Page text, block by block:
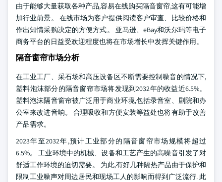
由于能够大量获取各种产品,容易在线购买隔音窗帘,这有可能增
加行业前景。 在线市场为客户提供阅读客户审查、比较价格和
作出知情采购决定的方便方式。 亚马逊、eBay和沃尔玛等电子
商务平台的日益受欢迎程度也将在市场增长中发挥关键作用。
隔音窗帘市场分析
在工业工厂、采石场和高压设备区不断需要控制噪音的情况下,
塑料泡沫部分的隔音窗帘市场将发现到2032年的收益近6.5%。
塑料泡沫隔音窗帘被广泛用于商业环境,包括录音室、剧院和办
公室来改进音响。 合理吸收和方便安装等益处也将有助于改善
产品需求。
2023年至2032年,预计工业部分的隔音窗帘市场规模将超过
6.5%。 工业环境中的机械、设备和工艺产生的高噪音引发了对
舒适工作环境的迫切需要。 为此,有好几种隔热产品由于保护和
限制工业噪声对周边居民和现场工人的影响而得到广泛流行. 此